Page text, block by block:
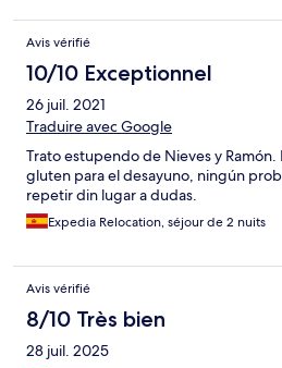
Avis vérifié
10/10 Exceptionnel
26 juil. 2021
Traduire avec Google
Trato estupendo de Nieves y
gluten para el desayuno, ningún
repetir din lugar a dudas.
Expedia Relocation, séjour de 2 nuits
Avis vérifié
8/10 Très bien
28 juil. 2025